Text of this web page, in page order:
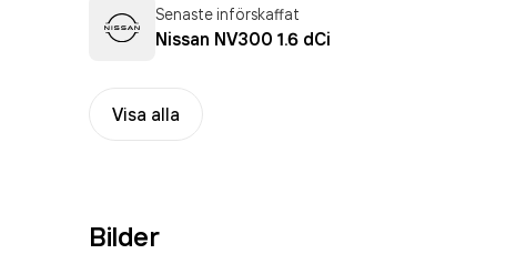
Senaste införskaffat
Nissan NV300 1.6 dCi
Visa alla
Bilder